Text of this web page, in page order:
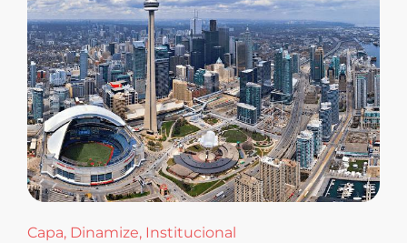
Capa, Dinamize, Institucional